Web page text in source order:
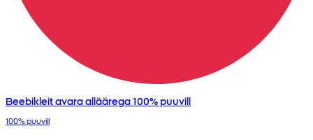
Beebikleit avara alläärega 100% puuvill
100% puuvill